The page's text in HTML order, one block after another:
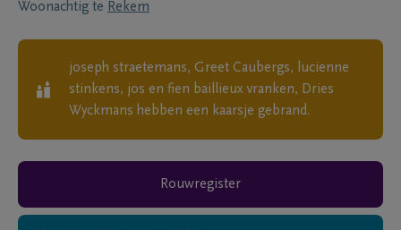
Woonachtig te Rekem
joseph straetemans, Greet Caubergs, lucienne
stinkens, jos en fien baillieux vranken, Dries
Wyckmans hebben een kaarsje gebrand.
Rouwregister